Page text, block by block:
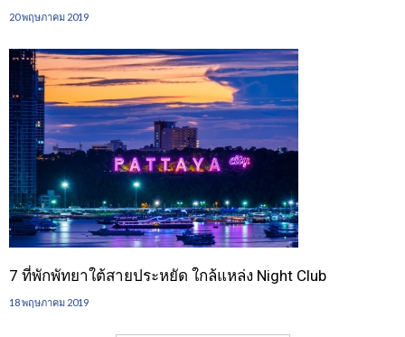
20 พฤษภาคม 2019
7 ที่พักพัทยาใต้สายประหยัด ใกล้แหล่ง Night Club
18 พฤษภาคม 2019